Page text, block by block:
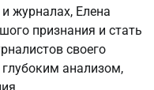
журналах, Елена
признания и стать
своего
анализом,